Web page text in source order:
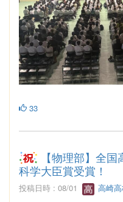
33
【物理部】全
科学大臣賞受賞！
投稿日時 : 08/01 高崎高